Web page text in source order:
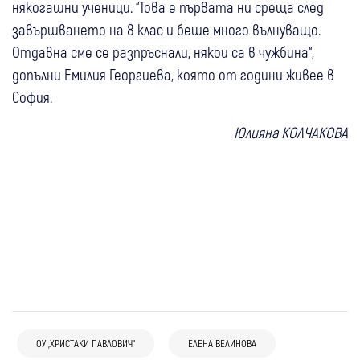
някогашни ученици. “Това е първата ни среща след
завършването на 8 клас и беше много вълнуващо.
Отдавна сме се разпръснали, някои са в чужбина“,
допълни Емилия Георгиева, която от години живее в
София.
Юлияна КОЛЧАКОВА
ОУ „ХРИСТАКИ ПАВЛОВИЧ“ ЕЛЕНА ВЕЛИНОВА